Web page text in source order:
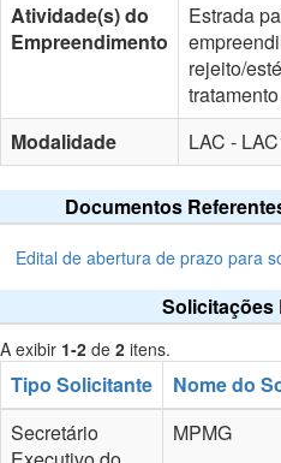
Atividade(s) do
Empreendimento
Estrada
rejeito/
Modalidade
LAC -
Documentos
Edital de abertura de prazo para
Solicitações
A exibir 1-2 de 2 itens.
Tipo Solicitante Nome do
Secretário
MPMG